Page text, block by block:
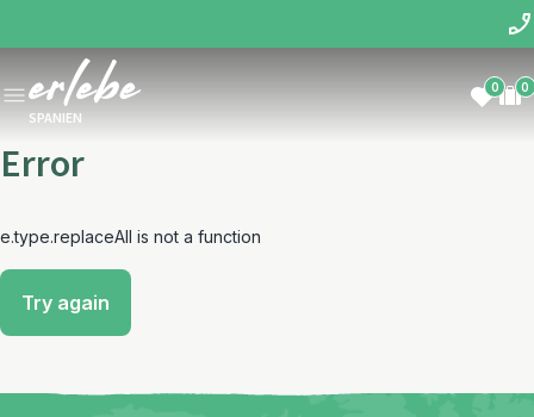
SPANIEN
0 0
Error
e.type.replaceAll is not a function
Try again